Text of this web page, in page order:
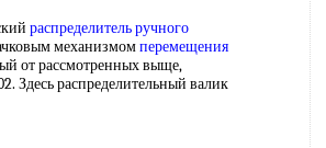
распределитель ручного
механизмомперемещения
от рассмотренных выще,
Здесь распределительный валик